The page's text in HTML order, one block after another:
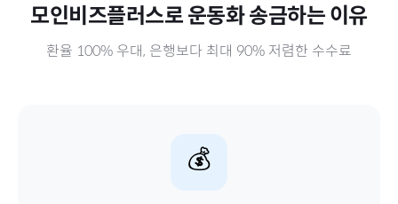
모인비즈플러스로 운동화송금하는 이유
환율 100% 우대, 은행보다 최대 90% 저렴한 수수료
💰